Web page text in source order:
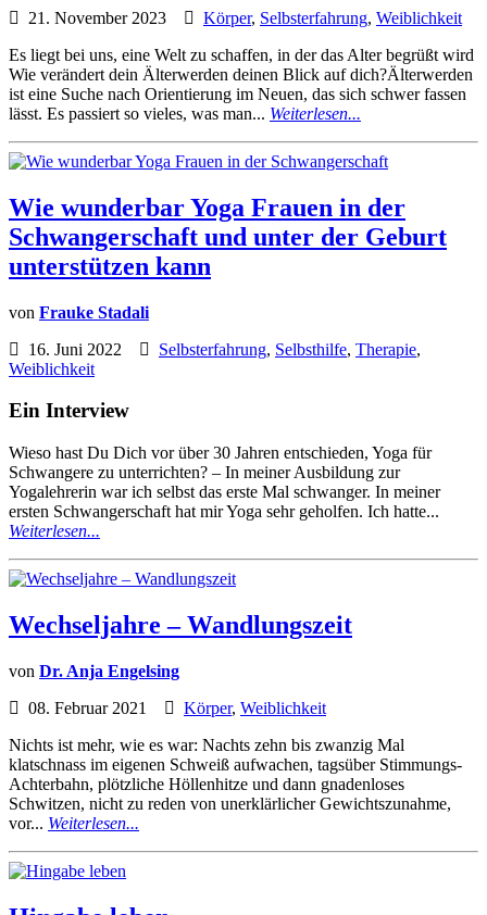
21. November 2023
Körper, Selbsterfahrung, Weiblichkeit
Es liegt bei uns, eine Welt zu schaffen, in der das Alter begrüßt wird
Wie verändert dein Älterwerden deinen Blick auf dich?Älterwerden
ist eine Suche nach Orientierung im Neuen, das sich schwer fassen
lässt. Es passiert so vieles, was man... Weiterlesen...
Wie wunderbar Yoga Frauen in der
Schwangerschaft und unter der Geburt
unterstützen kann
von Frauke Stadali
16. Juni 2022
Selbsterfahrung, Selbsthilfe, Therapie,
Weiblichkeit
Ein Interview
Wieso hast Du Dich vor über 30 Jahren entschieden, Yoga für
Schwangere zu unterrichten? – In meiner Ausbildung zur
Yogalehrerin war ich selbst das erste Mal schwanger. In meiner
ersten Schwangerschaft hat mir Yoga sehr geholfen. Ich hatte...
Weiterlesen...
Wechseljahre – Wandlungszeit
von Dr. Anja Engelsing
08. Februar 2021
Körper, Weiblichkeit
Nichts ist mehr, wie es war: Nachts zehn bis zwanzig Mal
klatschnass im eigenen Schweiß aufwachen, tagsüber Stimmungs-
Achterbahn, plötzliche Höllenhitze und dann gnadenloses
Schwitzen, nicht zu reden von unerklärlicher Gewichtszunahme,
vor... Weiterlesen...